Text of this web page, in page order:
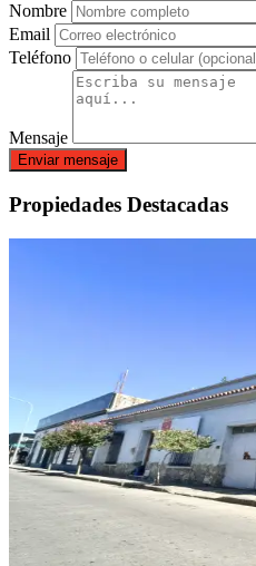
Nombre
Email
Teléfono
Mensaje
Enviar mensaje
Propiedades Destacadas